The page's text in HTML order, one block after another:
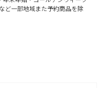
ど一部地域また予約商品を除